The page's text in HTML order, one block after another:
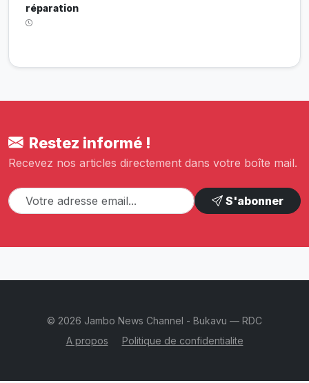
réparation
Restez informé !
Recevez nos articles directement dans votre boîte mail.
S'abonner
© 2026 Jambo News Channel - Bukavu — RDC
A propos
Politique de confidentialite